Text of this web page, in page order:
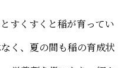
すくすくと稲が育ってい
く、夏の間も稲の育成状